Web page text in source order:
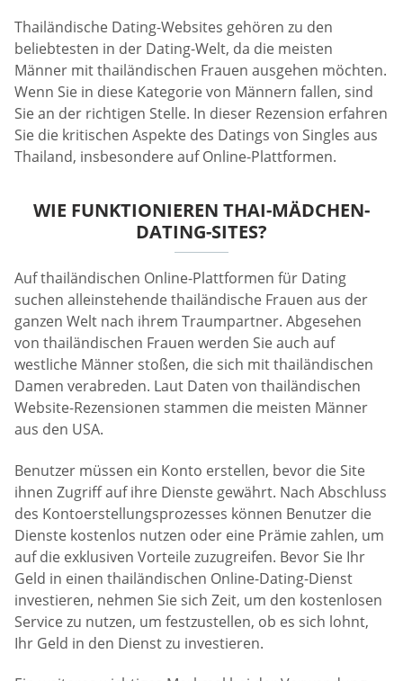
Thailändische Dating-Websites gehören zu den
beliebtesten in der Dating-Welt, da die meisten
Männer mit thailändischen Frauen ausgehen möchten.
Wenn Sie in diese Kategorie von Männern fallen, sind
Sie an der richtigen Stelle. In dieser Rezension erfahren
Sie die kritischen Aspekte des Datings von Singles aus
Thailand, insbesondere auf Online-Plattformen.
WIE FUNKTIONIEREN THAI-MÄDCHEN-
DATING-SITES?
Auf thailändischen Online-Plattformen für Dating
suchen alleinstehende thailändische Frauen aus der
ganzen Welt nach ihrem Traumpartner. Abgesehen
von thailändischen Frauen werden Sie auch auf
westliche Männer stoßen, die sich mit thailändischen
Damen verabreden. Laut Daten von thailändischen
Website-Rezensionen stammen die meisten Männer
aus den USA.
Benutzer müssen ein Konto erstellen, bevor die Site
ihnen Zugriff auf ihre Dienste gewährt. Nach Abschluss
des Kontoerstellungsprozesses können Benutzer die
Dienste kostenlos nutzen oder eine Prämie zahlen, um
auf die exklusiven Vorteile zuzugreifen. Bevor Sie Ihr
Geld in einen thailändischen Online-Dating-Dienst
investieren, nehmen Sie sich Zeit, um den kostenlosen
Service zu nutzen, um festzustellen, ob es sich lohnt,
Ihr Geld in den Dienst zu investieren.